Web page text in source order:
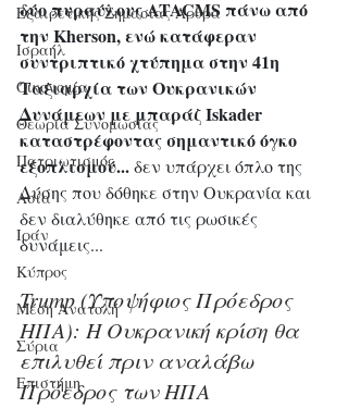
Εξαιρετικής Σημασίας Άρθρα
Ισραήλ
Οικονομία
Θεωρία Συνομωσίας
Πατριωτισμός
Ασία
Ιράν
Κύπρος
Μέση Ανατολή
Σύρια
Επιστήμη
δύο πυραύλους ATACMS πάνω από
την Kherson, ενώ κατάφεραν
συντριπτικό χτύπημα στην 41η
Ταξιαρχία των Ουκρανικών
Δυνάμεων με μπαράζ Iskader
καταστρέφοντας σημαντικό όγκο
εξοπλισμού... δεν υπάρχει όπλο της
Δύσης που δόθηκε στην Ουκρανία και
δεν διαλύθηκε από τις ρωσικές
δυνάμεις...
Trump (Υποψήφιος Πρόεδρος
ΗΠΑ): Η Ουκρανική κρίση θα
επιλυθεί πριν αναλάβω
Πρόεδρος των ΗΠΑ